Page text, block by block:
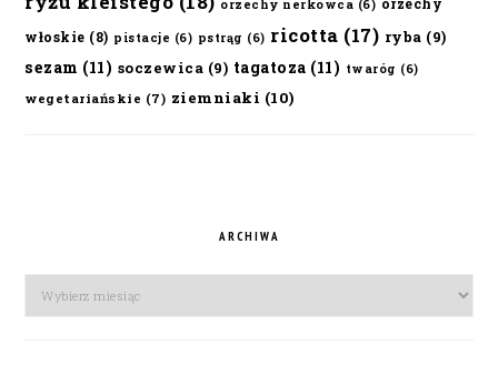
orzechy nerkowca (6)
włoskie (8) pistacje (6) pstrąg (6) ricotta (17) ryba (9)
sezam (11) soczewica (9) tagatoza (11) twaróg (6)
wegetariańskie (7) ziemniaki (10)
ARCHIWA
Archiwa